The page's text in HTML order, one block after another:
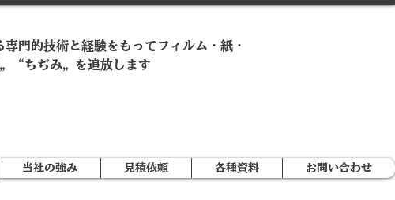
門的技術と経験をもってフィルム・紙・
“ちぢみ„ を追放します
当社の強み 見積依頼 各種資料 お問い合わせ